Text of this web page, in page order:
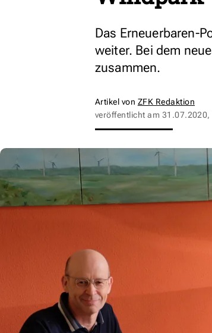
Das Erneuerbaren-
weiter. Bei dem
zusammen.
Artikel von ZFK Redaktion
veröffentlicht am 31.07.2020,